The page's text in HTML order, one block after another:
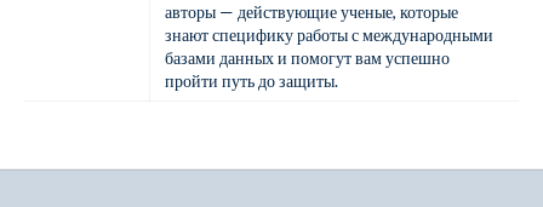
авторы — действующие ученые, которые
знают специфику работы с международными
базами данных и помогут вам успешно
пройти путь до защиты.